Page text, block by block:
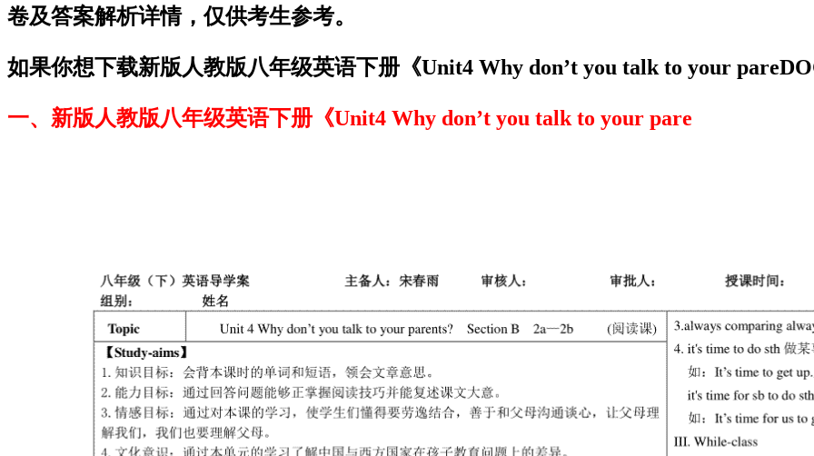
卷及答案解析详情，仅供考生参考。
如果你想下载新版人教版八年级英语下册《Unit4 Why don’t you talk to your
一、新版人教版八年级英语下册《Unit4 Why don’t you talk to your pare